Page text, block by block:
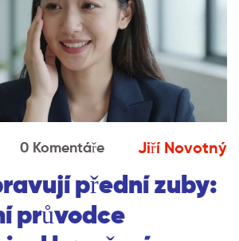
0 Komentáře Jiří Novotný
přední zuby:
průvodce